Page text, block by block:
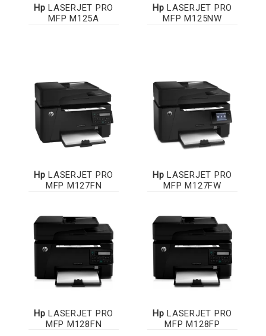
Hp LASERJET PRO
MFP M125A
Hp LASERJET PRO
MFP M125NW
Hp LASERJET PRO
MFP M127FN
Hp LASERJET PRO
MFP M127FW
Hp LASERJET PRO
MFP M128FN
Hp LASERJET PRO
MFP M128FP